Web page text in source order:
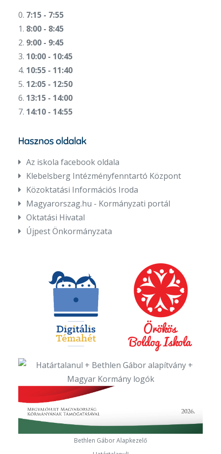
0. 7:15 - 7:55
1. 8:00 - 8:45
2. 9:00 - 9:45
3. 10:00 - 10:45
4. 10:55 - 11:40
5. 12:05 - 12:50
6. 13:15 - 14:00
7. 14:10 - 14:55
Hasznos oldalak
Az iskola facebook oldala
Klebelsberg Intézményfenntartó Központ
Közoktatási Információs Iroda
Magyarorszag.hu - Kormányzati portál
Oktatási Hivatal
Újpest Önkormányzata
Bethlen Gábor Alapkezelő